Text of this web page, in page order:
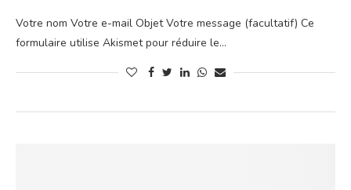
Votre nom Votre e-mail Objet Votre message (facultatif) Ce
formulaire utilise Akismet pour réduire le…